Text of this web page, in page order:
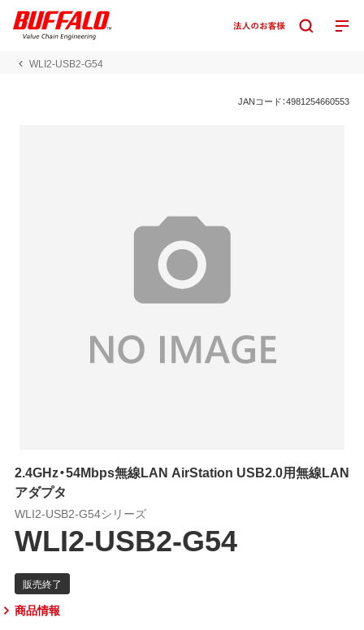
WLI2-USB2-G54
JANコード：4981254660553
2.4GHz・54Mbps無線LAN AirStation USB2.0用無線LAN
アダプタ
WLI2-USB2-G54シリーズ
WLI2-USB2-G54
商品情報